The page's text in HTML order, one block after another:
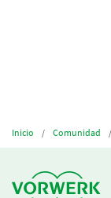
Inicio Comunidad